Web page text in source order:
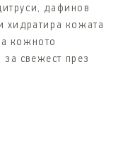
дафинов
хидратира кожата
кожното
свежест през